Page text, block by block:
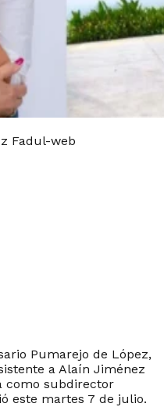
Fadul-web
Pumarejo de López,
a Alaín Jiménez
como subdirector
este martes 7 de julio.